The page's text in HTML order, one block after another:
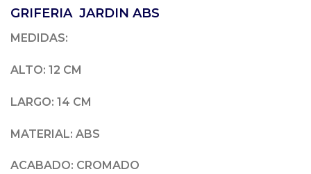
GRIFERIA JARDIN ABS
MEDIDAS:
ALTO: 12 CM
LARGO: 14 CM
MATERIAL: ABS
ACABADO: CROMADO